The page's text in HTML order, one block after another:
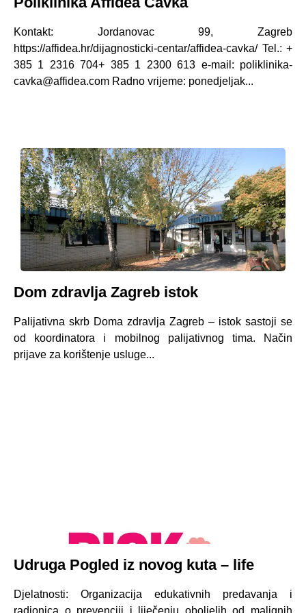
Kontakt: Jordanovac 99, Zagreb
https://affidea.hr/dijagnosticki-centar/affidea-cavka/ Tel.: +
385 1 2316 704+ 385 1 2300 613 e-mail: poliklinika-
cavka@affidea.com Radno vrijeme: ponedjeljak...
Dom zdravlja Zagreb istok
Palijativna skrb Doma zdravlja Zagreb – istok sastoji se
od koordinatora i mobilnog palijativnog tima. Način
prijave za korištenje usluge...
Udruga Pogled iz novog kuta – life
Djelatnosti: Organizacija edukativnih predavanja i